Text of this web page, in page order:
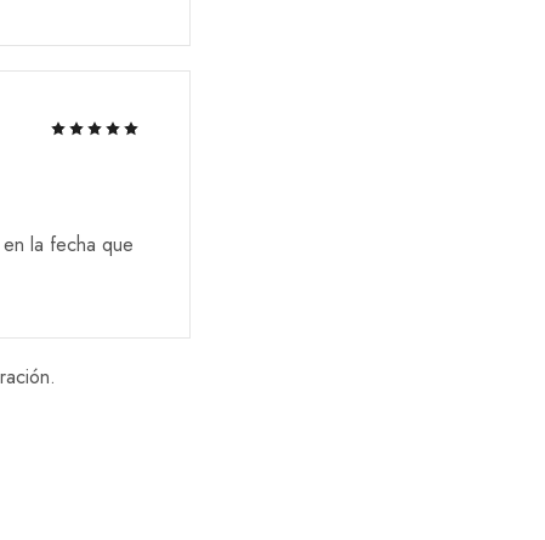
la fecha que